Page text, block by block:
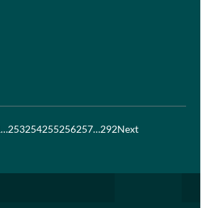
…253254255256257…292Next